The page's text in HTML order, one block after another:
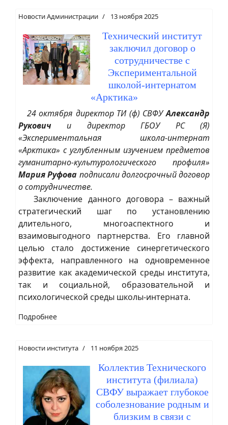
Новости Администрации 13 ноября 2025
Технический институт
заключил договор о
сотрудничестве с
Экспериментальной
школой-интернатом
«Арктика»
24 октября директор ТИ (ф) СВФУАлександр
Рукович и директор ГБОУ РС (Я)
«Экспериментальная школа-интернат
«Арктика» с углубленным изучением предметов
гуманитарно-культурологического профиля»
Мария Руфова подписали долгосрочный договор
о сотрудничестве.
Заключение данного договора – важный
стратегический шаг по установлению
длительного, многоаспектного и
взаимовыгодного партнерства. Его главной
целью стало достижение синергетического
эффекта, направленного на одновременное
развитие как академической среды института,
так и социальной, образовательной и
психологической среды школы-интерната.
Подробнее
Новости института 11 ноября 2025
Коллектив Технического
института (филиала)
СВФУ выражает глубокое
соболезнование родным и
близким в связи с